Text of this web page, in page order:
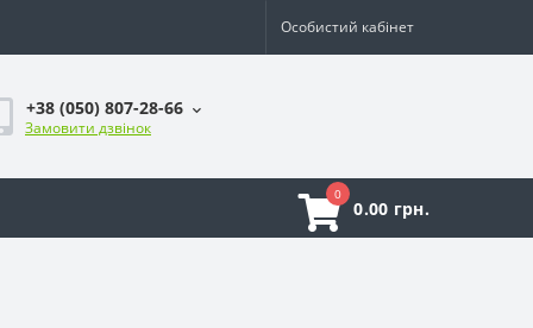
Особистий кабінет
+38 (050) 807-28-66
Замовити дзвінок
0
0.00 грн.